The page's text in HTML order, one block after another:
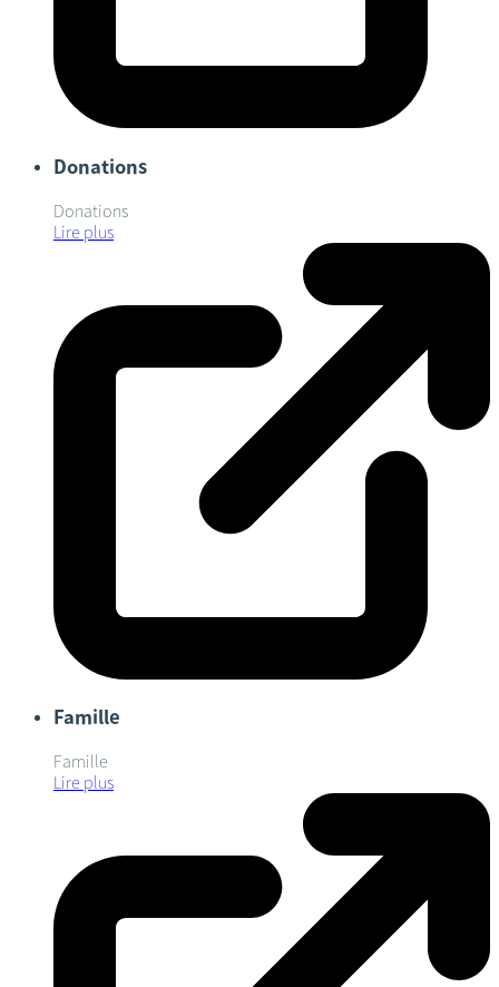
Donations
Donations
Lire plus
Famille
Famille
Lire plus